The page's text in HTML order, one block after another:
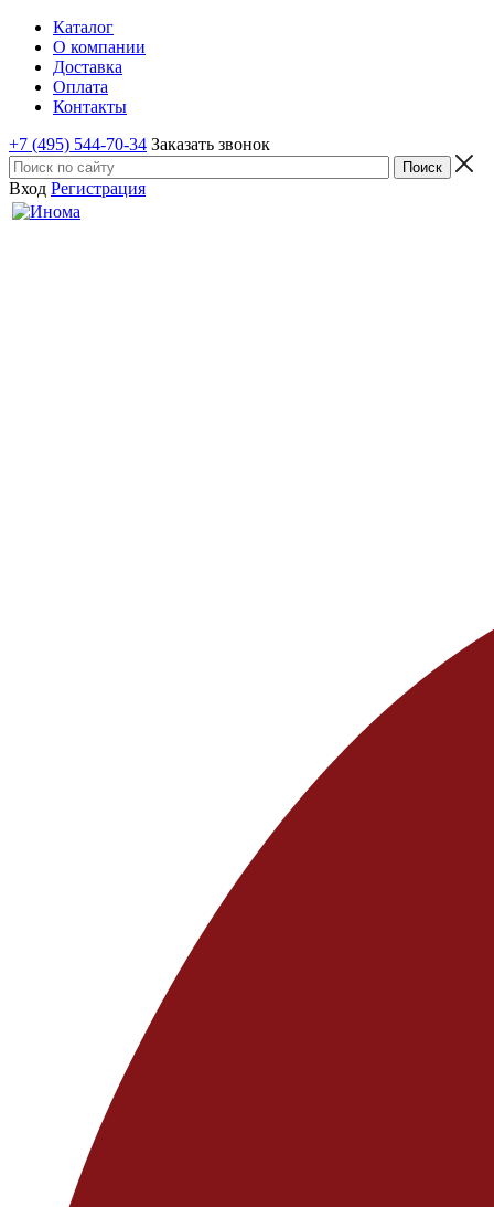
Каталог
О компании
Доставка
Оплата
Контакты
+7 (495) 544-70-34 Заказать звонок
Вход Регистрация